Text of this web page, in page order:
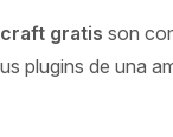
gratis son
plugins de una